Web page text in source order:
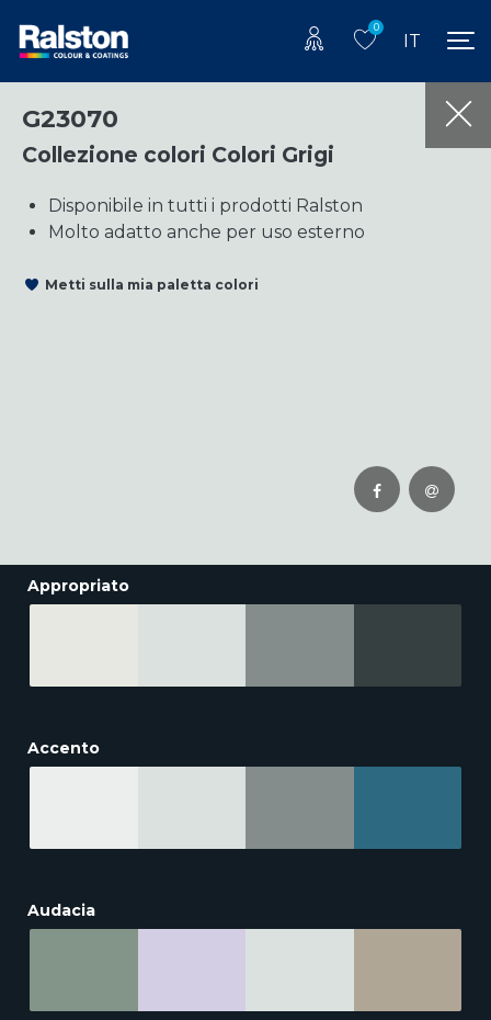
0
IT
G23070
Collezione colori Colori Grigi
Disponibile in tutti i prodotti Ralston
Molto adatto anche per uso esterno
Metti sulla mia paletta colori
Appropriato
Accento
Audacia